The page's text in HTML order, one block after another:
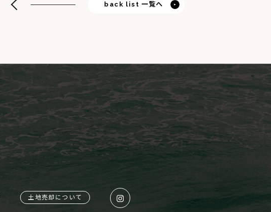
back list 一覧へ
土地売却について